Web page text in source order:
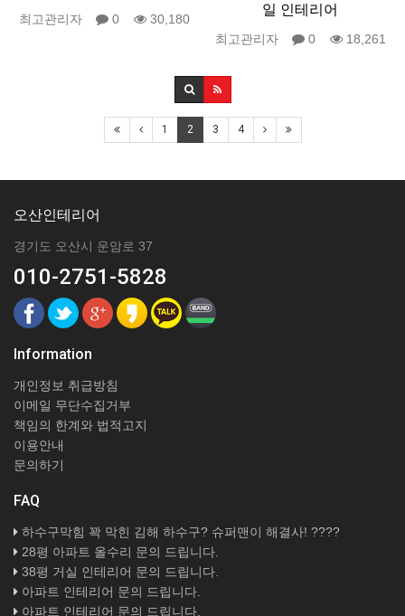
최고관리자 0 30,180
일 인테리어
최고관리자 0 18,261
1 2 3 4
오산인테리어
경기도 오산시 운암로 37
010-2751-5828
Information
개인정보 취급방침
이메일 무단수집거부
책임의 한계와 법적고지
이용안내
문의하기
FAQ
하수구막힘 꽉 막힌 김해 하수구? 슈퍼맨이 해결사! ????
28평 아파트 올수리 문의 드립니다.
38평 거실 인테리어 문의 드립니다.
아파트 인테리어 문의 드립니다.
아파트 인테리어 문의 드립니다.